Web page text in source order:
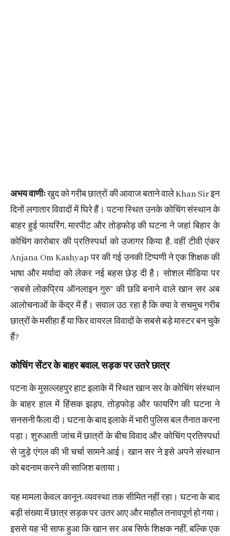
अभय वाणीःखुद को गरीब छात्रों की आवाज बताने वाले Khan Sir इन
दिनों लगातार विवादों में घिरे हैं। पटना स्थित उनके कोचिंग संस्थान के
बाहर हुई फायरिंग, मारपीट और तोड़फोड़ की घटना ने जहां बिहार के
कोचिंग कारोबार की प्रतिस्पर्धा को उजागर किया है, वहीं टीवी एंकर
Anjana Om Kashyap पर की गई उनकी टिप्पणी ने एक शिक्षक की
भाषा और मर्यादा को लेकर नई बहस छेड़ दी है। सोशल मीडिया पर
“सबसे लोकप्रिय ऑनलाइन गुरु” की छवि बनाने वाले खान सर अब
आलोचनाओं के केंद्र में हैं। सवाल उठ रहा है कि क्या वे सचमुच गरीब
छात्रों के मसीहा हैं या फिर वायरल विवादों के सबसे बड़े मास्टर बन चुके
हैं?
कोचिंग सेंटर के बाहर बवाल, सड़क पर उतरे छात्र
पटना के मुसल्लहपुर हाट इलाके में स्थित खान सर के कोचिंग संस्थान
के बाहर हाल में हिंसक झड़प, तोड़फोड़ और फायरिंग की घटना ने
सनसनी फैला दी। घटना के बाद इलाके में भारी पुलिस बल तैनात करना
पड़ा। शुरुआती जांच में छात्रों के बीच विवाद और कोचिंग प्रतिस्पर्धा
से जुड़े एंगल की भी चर्चा सामने आई। खान सर ने इसे अपने संस्थान
को बदनाम करने की साजिश बताया।
यह मामला केवल कानून-व्यवस्था तक सीमित नहीं रहा। घटना के बाद
बड़ी संख्या में छात्र सड़क पर उतर आए और माहौल तनावपूर्ण हो गया।
इससे यह भी साफ हुआ कि खान सर अब सिर्फ शिक्षक नहीं, बल्कि एक